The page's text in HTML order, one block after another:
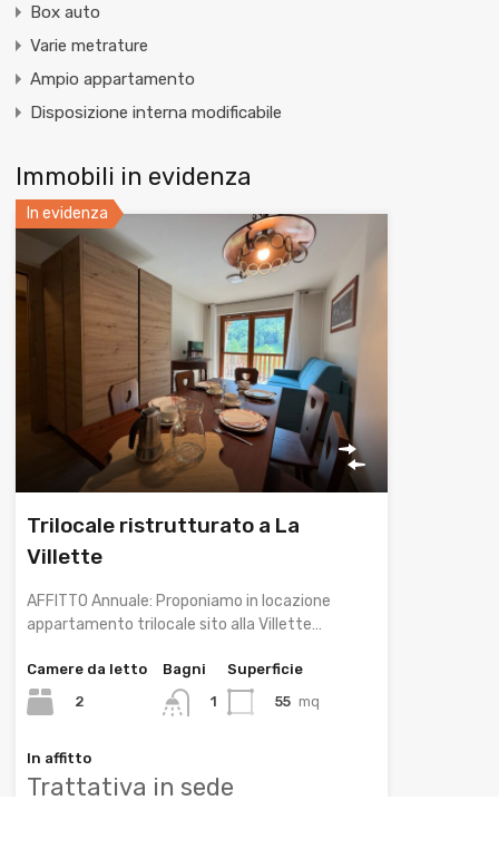
Box auto
Varie metrature
Ampio appartamento
Disposizione interna modificabile
Immobili in evidenza
In evidenza
Trilocale ristrutturato a La
Villette
AFFITTO Annuale: Proponiamo in locazione
appartamento trilocale sito alla Villette…
Camere da letto
2
Bagni
1
Superficie
55 mq
In affitto
Trattativa in sede